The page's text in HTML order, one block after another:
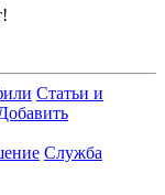
Статьи и
Служба